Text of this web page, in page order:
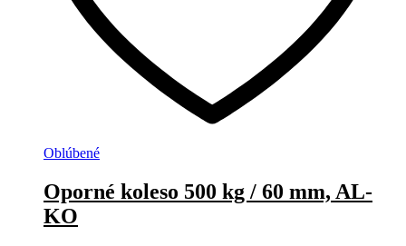
Oblúbené
Oporné koleso 500 kg / 60 mm, AL-
KO